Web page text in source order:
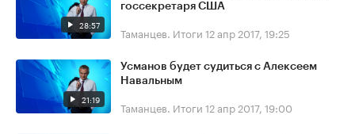
28:57
госсекретаря США
Таманцев. Итоги 12 апр 2017, 19:25
21:19
Усманов будет судиться с Алексеем
Навальным
Таманцев. Итоги 12 апр 2017, 19:00